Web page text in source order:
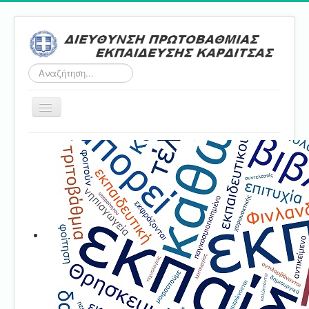
Αναζήτηση...
Εναλλαγή
Αρχική
Τμήμα Α'
Τμήμα Β'
Τμήμα Γ'
Τμήμα Δ'
Τμήμα E'
Επικοινωνία